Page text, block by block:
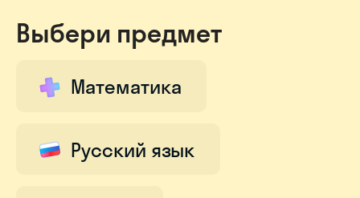
Выбери предмет
Математика
Русский язык